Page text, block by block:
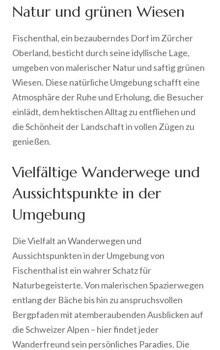
Natur und grünen Wiesen
Fischenthal, ein bezauberndes Dorf im Zürcher
Oberland, besticht durch seine idyllische Lage,
umgeben von malerischer Natur und saftig grünen
Wiesen. Diese natürliche Umgebung schafft eine
Atmosphäre der Ruhe und Erholung, die Besucher
einlädt, dem hektischen Alltag zu entfliehen und
die Schönheit der Landschaft in vollen Zügen zu
genießen.
Vielfältige Wanderwege und
Aussichtspunkte in der
Umgebung
Die Vielfalt an Wanderwegen und
Aussichtspunkten in der Umgebung von
Fischenthal ist ein wahrer Schatz für
Naturbegeisterte. Von malerischen Spazierwegen
entlang der Bäche bis hin zu anspruchsvollen
Bergpfaden mit atemberaubenden Ausblicken auf
die Schweizer Alpen – hier findet jeder
Wanderfreund sein persönliches Paradies. Die